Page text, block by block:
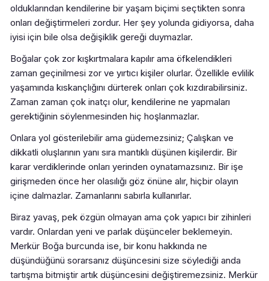
olduklarından kendilerine bir yaşam biçimi seçtikten sonra
onları değiştirmeleri zordur. Her şey yolunda gidiyorsa, daha
iyisi için bile olsa değişiklik gereği duymazlar.
Boğalar çok zor kışkırtmalara kapılır ama öfkelendikleri
zaman geçinilmesi zor ve yırtıcı kişiler olurlar. Özellikle evlilik
yaşamında kıskançlığını dürterek onları çok kızdırabilirsiniz.
Zaman zaman çok inatçı olur, kendilerine ne yapmaları
gerektiğinin söylenmesinden hiç hoşlanmazlar.
Onlara yol gösterilebilir ama güdemezsiniz; Çalışkan ve
dikkatli oluşlarının yanı sıra mantıklı düşünen kişilerdir. Bir
karar verdiklerinde onları yerinden oynatamazsınız. Bir işe
girişmeden önce her olasılığı göz önüne alır, hiçbir olayın
içine dalmazlar. Zamanlarını sabırla kullanırlar.
Biraz yavaş, pek özgün olmayan ama çok yapıcı bir zihinleri
vardır. Onlardan yeni ve parlak düşünceler beklemeyin.
Merkür Boğa burcunda ise, bir konu hakkında ne
düşündüğünü sorarsanız düşüncesini size söylediği anda
tartışma bitmiştir artık düşüncesini değiştiremezsiniz. Merkür